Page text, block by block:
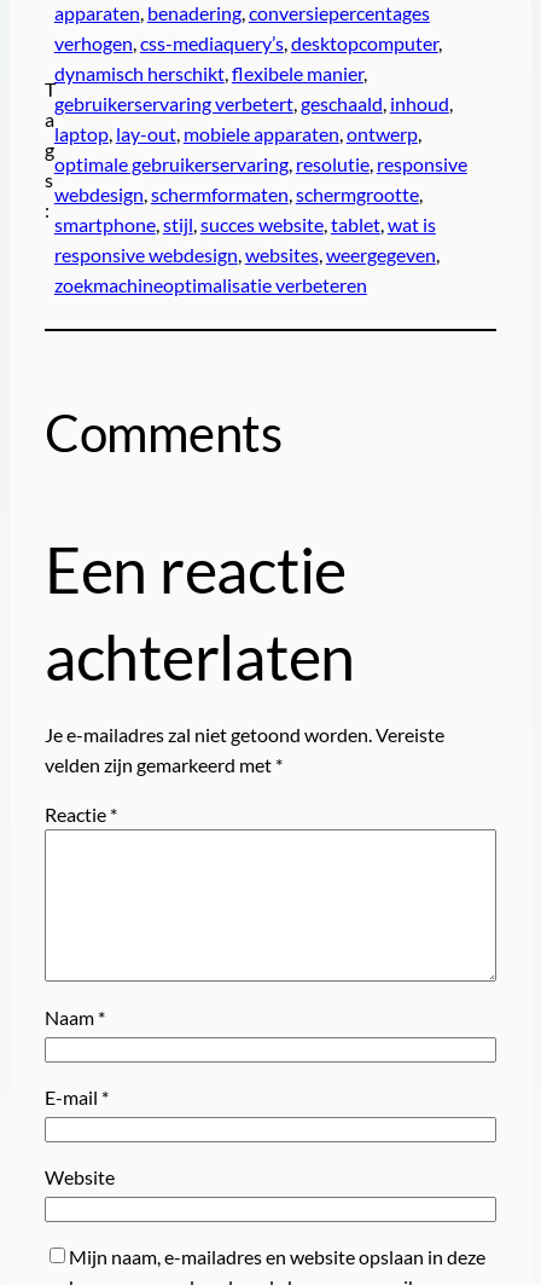
T
a
g
s
:
apparaten, benadering, conversiepercentages
verhogen, css-mediaquery’s, desktopcomputer,
dynamisch herschikt, flexibele manier,
gebruikerservaring verbetert, geschaald, inhoud,
laptop, lay-out, mobiele apparaten, ontwerp,
optimale gebruikerservaring, resolutie, responsive
webdesign, schermformaten, schermgrootte,
smartphone, stijl, succes website, tablet, wat is
responsive webdesign, websites, weergegeven,
zoekmachineoptimalisatie verbeteren
Comments
Een reactie
achterlaten
Je e-mailadres zal niet getoond worden.Vereiste
velden zijn gemarkeerd met *
Reactie *
Naam *
E-mail *
Website
Mijn naam, e-mailadres en website opslaan in deze